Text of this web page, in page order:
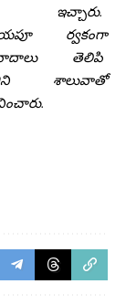
ఇచ్చారు.
ర్వకంగా
తెలిపి
శాలువాతో